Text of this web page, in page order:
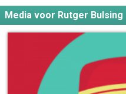
Media voor Rutger Bulsing